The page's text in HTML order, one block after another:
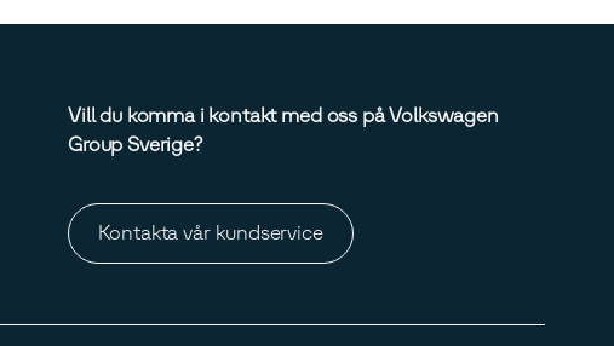
Vill du komma i kontakt med oss på Volkswagen
Group Sverige?
Kontakta vår kundservice